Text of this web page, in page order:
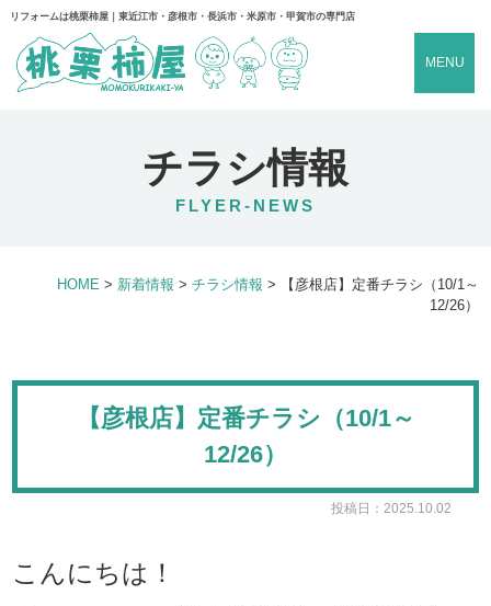
リフォームは桃栗柿屋｜東近江市・彦根市・長浜市・米原市・甲賀市の専門店
MENU
チラシ情報
FLYER-NEWS
HOME > 新着情報 > チラシ情報 >
【彦根店】定番チラシ（10/1～
12/26）
【彦根店】定番チラシ（10/1～
12/26）
投稿日：2025.10.02
こんにちは！